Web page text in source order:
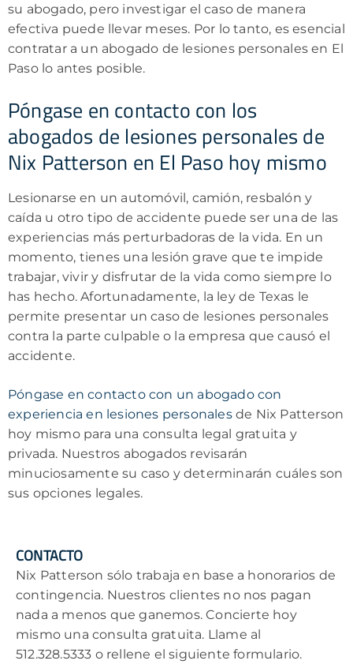
su abogado, pero investigar el caso de manera
efectiva puede llevar meses. Por lo tanto, es esencial
contratar a un abogado de lesiones personales en El
Paso lo antes posible.
Póngase en contacto con los
abogados de lesiones personales de
Nix Patterson en El Paso hoy mismo
Lesionarse en un automóvil, camión, resbalón y
caída u otro tipo de accidente puede ser una de las
experiencias más perturbadoras de la vida. En un
momento, tienes una lesión grave que te impide
trabajar, vivir y disfrutar de la vida como siempre lo
has hecho. Afortunadamente, la ley de Texas le
permite presentar un caso de lesiones personales
contra la parte culpable o la empresa que causó el
accidente.
Póngase en contacto con un abogado con
experiencia en lesiones personalesde Nix Patterson
hoy mismo para una consulta legal gratuita y
privada. Nuestros abogados revisarán
minuciosamente su caso y determinarán cuáles son
sus opciones legales.
CONTACTO
Nix Patterson sólo trabaja en base a honorarios de
contingencia. Nuestros clientes no nos pagan
nada a menos que ganemos. Concierte hoy
mismo una consulta gratuita. Llame al
512.328.5333 o rellene el siguiente formulario.